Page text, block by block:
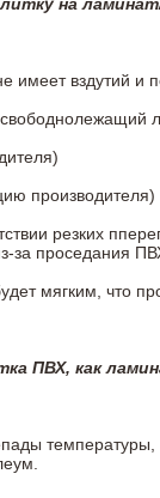
на
имеет вздутий
производителя)
резких
за проседания
мягким, что
ПВХ, как
температуры,